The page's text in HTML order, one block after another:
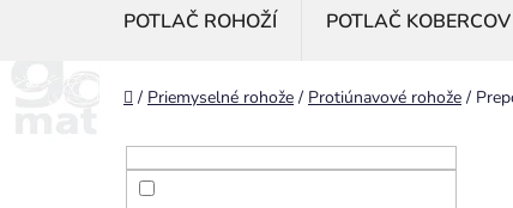
POTLAČ ROHOŽÍ POTLAČ KOBERCOV
Domov
/ Priemyselné rohože / Protiúnavové rohože /